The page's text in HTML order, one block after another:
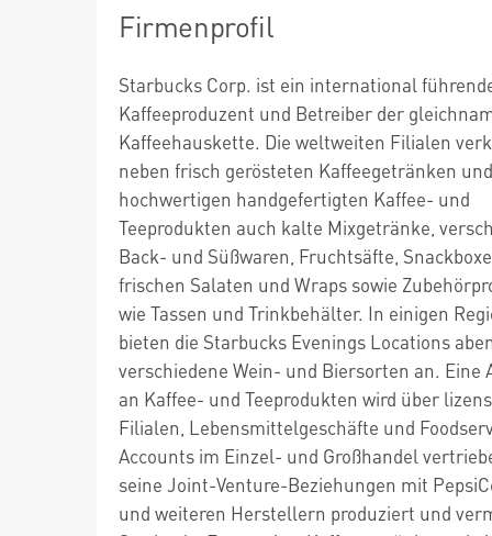
Firmenprofil
Starbucks Corp. ist ein international
Kaffeeproduzent und Betreiber der
Kaffeehauskette. Die weltweiten Filialen
neben frisch gerösteten Kaffeegetränken und
hochwertigen handgefertigten Kaffee- und
Teeprodukten auch kalte Mixgetränke,
Back- und Süßwaren, Fruchtsäfte,
frischen Salaten und Wraps sowie
wie Tassen und Trinkbehälter. In einigen
bieten die Starbucks Evenings Locations
verschiedene Wein- und Biersorten an. Eine
an Kaffee- und Teeprodukten wird über
Filialen, Lebensmittelgeschäfte und
Accounts im Einzel- und Großhandel
seine Joint-Venture-Beziehungen mit
und weiteren Herstellern produziert und